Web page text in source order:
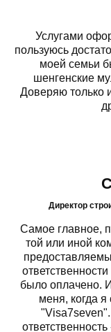
Услугами
пользуюсь
моей семьи
шенгенские
Доверяю только
Директор
Самое главное,
той или иной
было оплачено.
меня, когда